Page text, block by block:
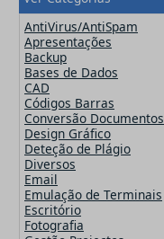
CutePDF
CuteSoft
CZ Solution
DameWare
Datawatch
Devart
DevExpress
ElcomSoft
ESET
Exclaimer
Famatech
Faronics
FinalWire
Flexera
Flipping Book
AntiVirus/AntiSpam
Apresentações
Backup
Bases de Dados
CAD
Códigos Barras
Conversão Documentos
Design Gráfico
Deteção de Plágio
Diversos
Email
Emulação de Terminais
Escritório
Fotografia